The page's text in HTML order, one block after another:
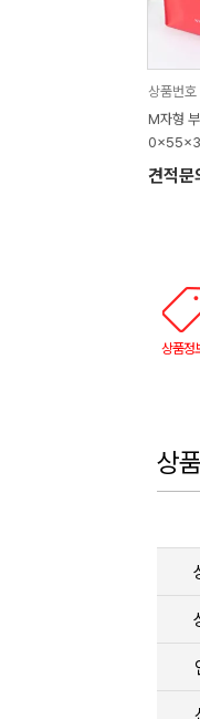
상품번
M자형
견적문
상품정
상